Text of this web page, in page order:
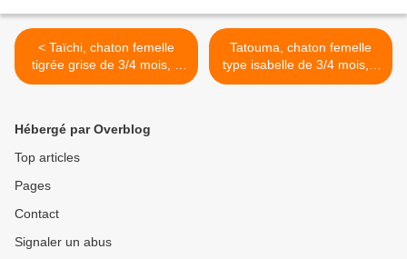
< Taïchi, chaton femelle
tigrée grise de 3/4 mois, à
l'adoption -> adoptée
Tatouma, chaton femelle
type isabelle de 3/4 mois, à
l'adoption -> adoptée avec
Hébergé par Overblog
Top articles
Pages
Contact
Signaler un abus